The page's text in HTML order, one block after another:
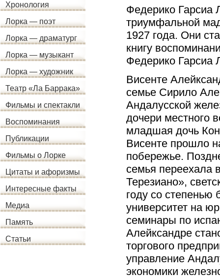
Хронология
Лорка — поэт
Лорка — драматург
Лорка — музыкант
Лорка — художник
Театр «Ла Баррака»
Фильмы и спектакли
Воспоминания
Публикации
Фильмы о Лорке
Цитаты и афоризмы
Интересные факты
Медиа
Память
Статьи
Федерико Гарсиа
триумфальной
1927 года. Они
книгу
Федерико Гарсиа
Висенте
семье Сирило
Андалусской
дочери местного
младшая дочь
Висенте прошло
побережье.
семья переехала
Терезиано»,
году со степенью
университет на
семинары по
Алейксандре
торгового
управление
экономики